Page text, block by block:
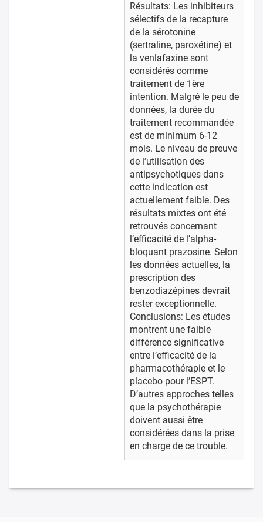
Résultats: Les inhibiteurs
sélectifs de la recapture
de la sérotonine
(sertraline, paroxétine) et
la venlafaxine sont
considérés comme
traitement de 1ère
intention. Malgré le peu de
données, la durée du
traitement recommandée
est de minimum 6-12
mois. Le niveau de preuve
de l’utilisation des
antipsychotiques dans
cette indication est
actuellement faible. Des
résultats mixtes ont été
retrouvés concernant
l’efficacité de l’alpha-
bloquant prazosine. Selon
les données actuelles, la
prescription des
benzodiazépines devrait
rester exceptionnelle.
Conclusions: Les études
montrent une faible
différence significative
entre l’efficacité de la
pharmacothérapie et le
placebo pour l’ESPT.
D’autres approches telles
que la psychothérapie
doivent aussi être
considérées dans la prise
en charge de ce trouble.